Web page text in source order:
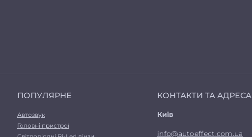
ПОПУЛЯРНЕ
Автозвук
Головні пристрої
КОНТАКТИ ТА АДРЕСА
Київ
info@autoeffect.com.ua